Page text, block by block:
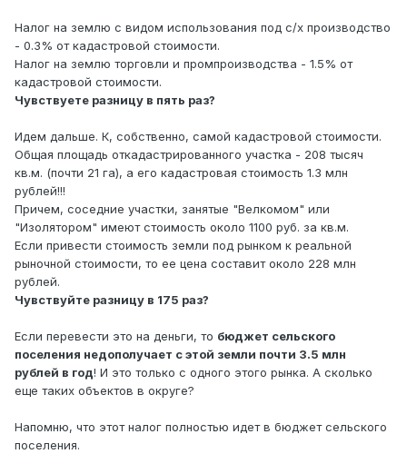
Налог на землю с видом использования под с/х производство
- 0.3% от кадастровой стоимости.
Налог на землю торговли и промпроизводства - 1.5% от
кадастровой стоимости.
Чувствуете разницу в пять раз?
Идем дальше. К, собственно, самой кадастровой стоимости.
Общая площадь откадастрированного участка - 208 тысяч
кв.м. (почти 21 га), а его кадастровая стоимость 1.3 млн
рублей!!!
Причем, соседние участки, занятые "Велкомом" или
"Изолятором" имеют стоимость около 1100 руб. за кв.м.
Если привести стоимость земли под рынком к реальной
рыночной стоимости, то ее цена составит около 228 млн
рублей.
Чувствуйте разницу в 175 раз?
Если перевести это на деньги, то бюджет сельского
поселения недополучает с этой земли почти 3.5 млн
рублей в год! И это только с одного этого рынка. А сколько
еще таких объектов в округе?
Напомню, что этот налог полностью идет в бюджет сельского
поселения.